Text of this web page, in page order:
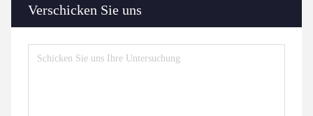
Verschicken Sie uns